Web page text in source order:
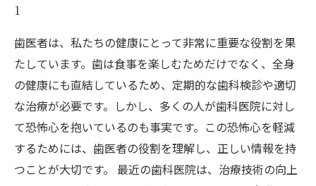
1
歯医者は、私たちの健康にとって非常に重要な役割を果
たしています。歯は食事を楽しむためだけでなく、全身
の健康にも直結しているため、定期的な歯科検診や適切
な治療が必要です。しかし、多くの人が歯科医院に対し
て恐怖心を抱いているのも事実です。この恐怖心を軽減
するためには、歯医者の役割を理解し、正しい情報を持
つことが大切です。 最近の歯科医院は、治療技術の向上